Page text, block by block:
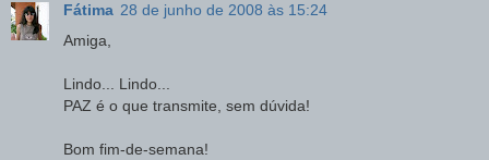
Fátima 28 de junho de 2008 às 15:24
Amiga,
Lindo... Lindo...
PAZ é o que transmite, sem dúvida!
Bom fim-de-semana!